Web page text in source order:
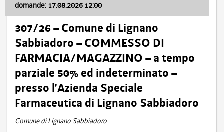
domande: 17.08.2026 12:00
307/26 – Comune di Lignano
Sabbiadoro – COMMESSO DI
FARMACIA/MAGAZZINO – a tempo
parziale 50% ed indeterminato –
presso l’Azienda Speciale
Farmaceutica di Lignano Sabbiadoro
Comune di Lignano Sabbiadoro